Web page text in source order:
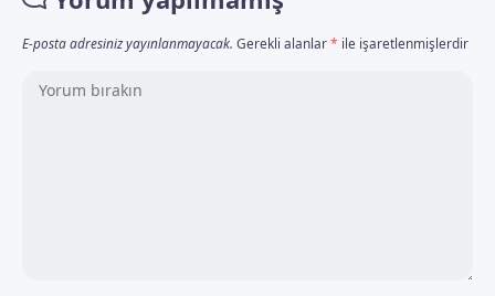
E-posta adresiniz yayınlanmayacak. Gerekli alanlar* ile işaretlenmişlerdir